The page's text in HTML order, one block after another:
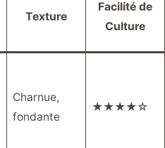
Texture
Facilité de
Culture
Charnue,
fondante
★★★★☆